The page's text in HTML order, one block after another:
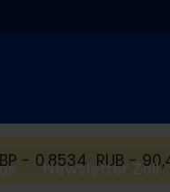
Newsletter Zoll
- 0,8534 RUB -